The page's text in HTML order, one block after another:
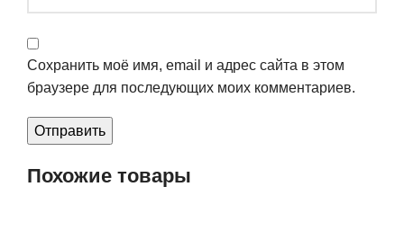
Сохранить моё имя, email и адрес сайта в этом
браузере для последующих моих комментариев.
Похожие товары